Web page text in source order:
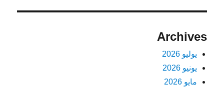
Archives
يوليو 2026
يونيو 2026
مايو 2026